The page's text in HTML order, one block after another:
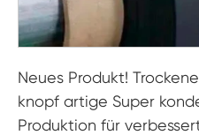
Neues Produkt!
knopf artige Super
Produktion für